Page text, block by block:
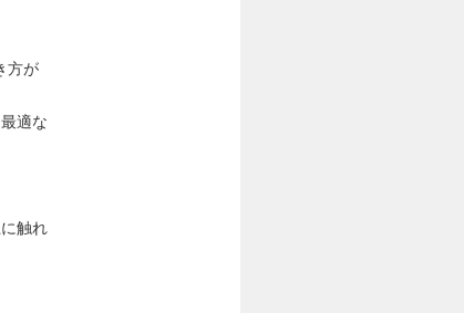
方が
適な
触れ